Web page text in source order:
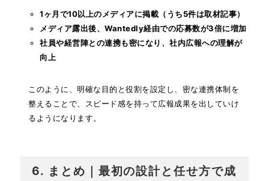
1ヶ月で10以上のメディアに掲載（うち5件は取材記事）
メディア露出後、Wantedly経由での応募数が3倍に増加
社員や経営陣との連携も密になり、社内広報への理解が
向上
このように、明確な目的と役割を設定し、密な連携体制を
整えることで、スピード感を持って広報成果を出していけ
るようになります。
6. まとめ｜最初の設計と任せ方で成